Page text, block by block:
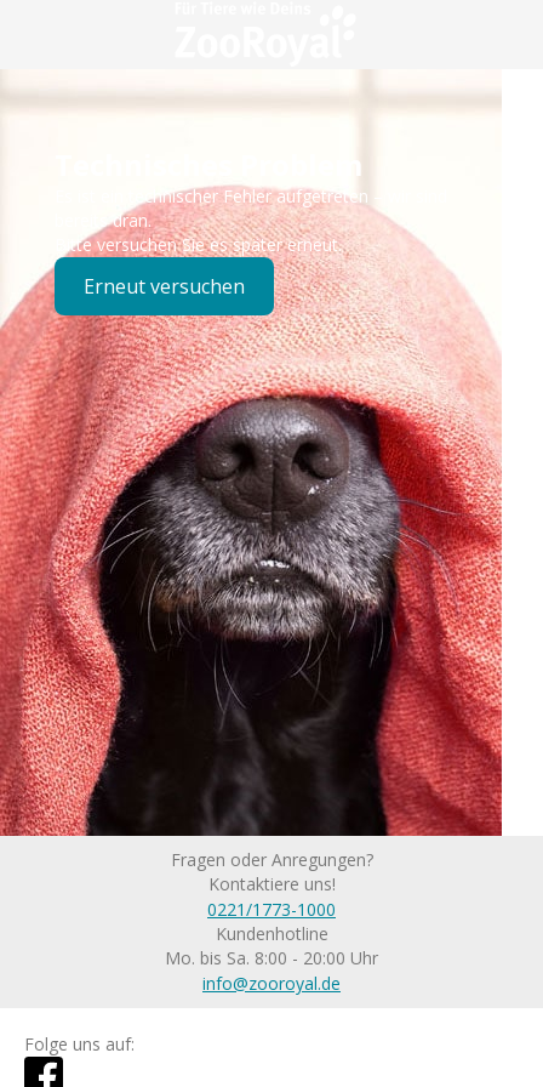
Technisches Problem
Es ist ein technischer Fehler aufgetreten – wir sind
bereits dran.
Bitte versuchen Sie es später erneut.
Erneut versuchen
Fragen oder Anregungen?
Kontaktiere uns!
0221/1773-1000
Kundenhotline
Mo. bis Sa. 8:00 - 20:00 Uhr
info@zooroyal.de
Folge uns auf: